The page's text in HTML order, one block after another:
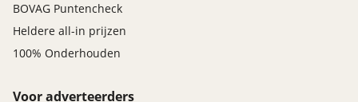
Veiligheid
360°-camera (Top View Camera) (PCT)
achteruitrij assistent
BOVAG Puntencheck
Heldere all-in prijzen
100% Onderhouden
Voor adverteerders